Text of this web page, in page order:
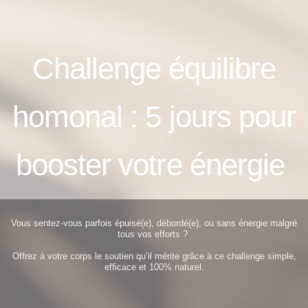
and challenging
17 novembre 2023
Challenge équilibre
homonal : 5 jours pour
booster votre énergie
Vous sentez-vous parfois épuisé(e), débordé(e), ou sans énergie malgré
tous vos efforts ?
Offrez à votre corps le soutien qu’il mérite grâce à ce challenge simple,
efficace et 100% naturel.